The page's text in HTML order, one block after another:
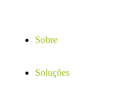
Sobre
Soluções